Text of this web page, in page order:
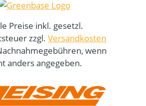
Preise inkl. gesetzl.
zzgl. Versandkosten
wenn
anders angegeben.